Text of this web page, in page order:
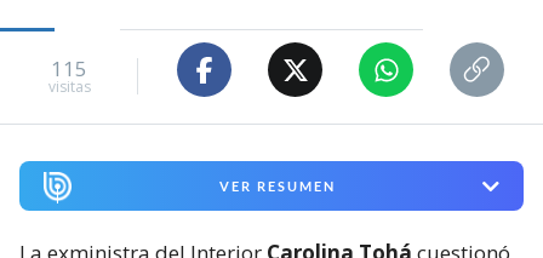
115
visitas
VER RESUMEN